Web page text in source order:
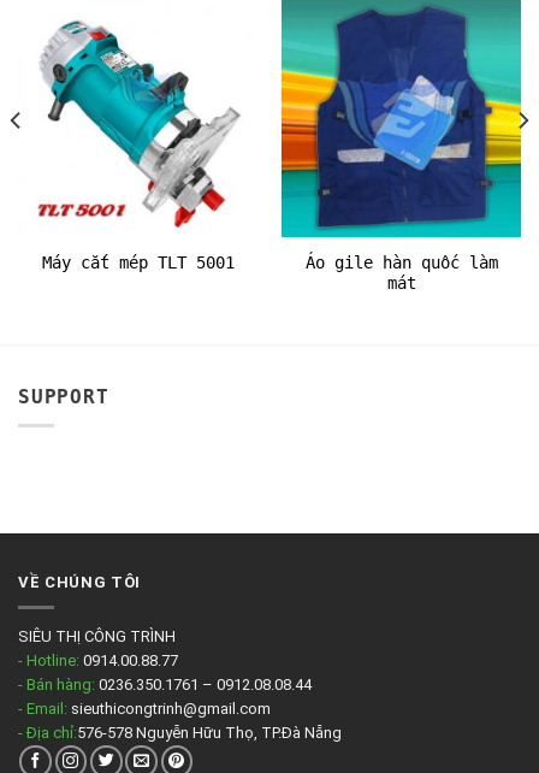
Máy cắt mép TLT 5001
Áo gile hàn quốc làm
mát
SUPPORT
VỀ CHÚNG TÔI
SIÊU THỊ CÔNG TRÌNH
- Hotline: 0914.00.88.77
- Bán hàng: 0236.350.1761 – 0912.08.08.44
- Email: sieuthicongtrinh@gmail.com
- Địa chỉ:576-578 Nguyễn Hữu Thọ, TP.Đà Nẵng